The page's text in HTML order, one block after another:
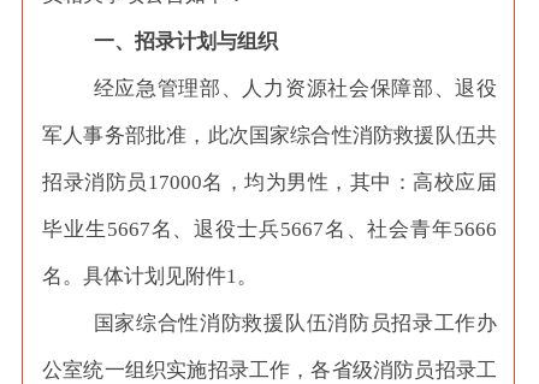
一、招录计划与组织
经应急管理部、人力资源社会保障部、退役
军人事务部批准，此次国家综合性消防救援队伍共
招录消防员 17000名，均为男性，其中：高校应届
毕业生5667名、退役士兵5667名、社会青年5666
名。具体计划见附件1。
国家综合性消防救援队伍消防员招录工作办
公室统一组织实施招录工作，各省级消防员招录工